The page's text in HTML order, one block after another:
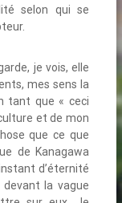
selon qui se
je vois, elle
mes sens la
tant que « ceci
et de mon
que ce que
de Kanagawa
d’éternité
devant la vague